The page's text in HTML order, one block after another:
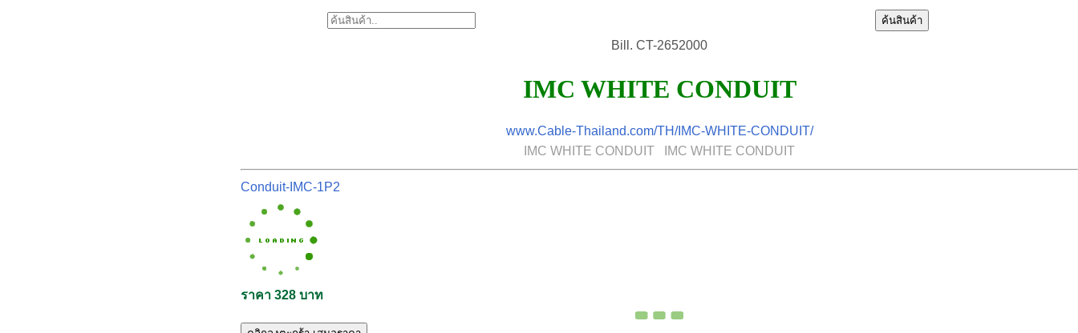
ค้นสินค้า
Bill. CT-2652000
IMC WHITE CONDUIT
www.Cable-Thailand.com/TH/IMC-WHITE-CONDUIT/
IMC WHITE CONDUIT IMC WHITE CONDUIT
Conduit-IMC-1P2
ราคา 328 บาท